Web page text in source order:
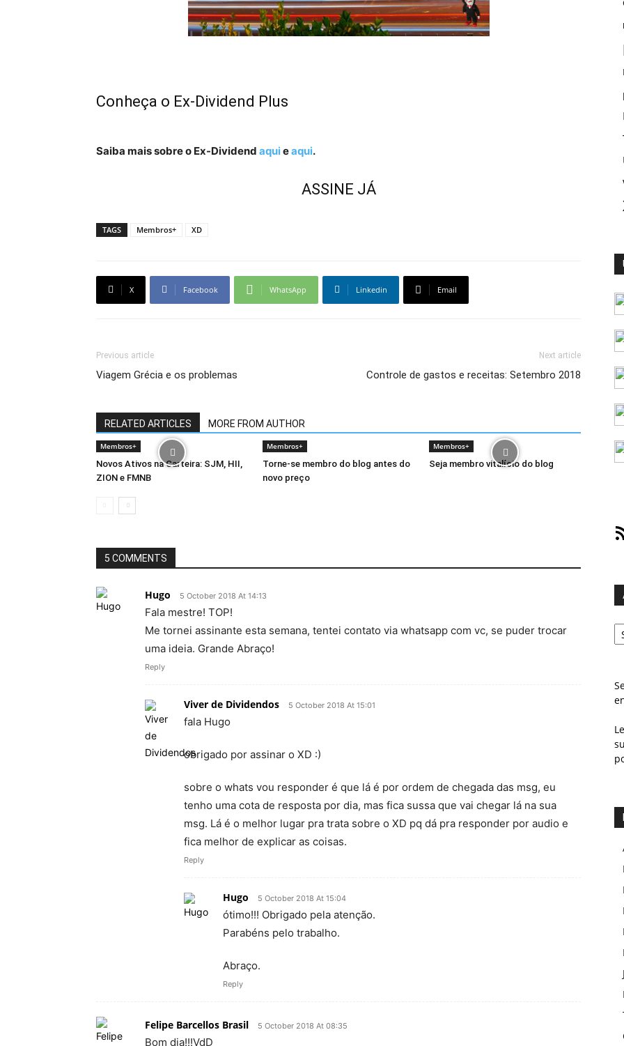
Conheça o Ex-Dividend Plus
Saiba mais sobre o Ex-Dividend aquieaqui.
ASSINE JÁ
TAGS Membros+ XD
X Facebook WhatsApp Linkedin Email
Previous article
Viagem Grécia e os problemas
Next article
Controle de gastos e receitas: Setembro 2018
RELATED ARTICLES MORE FROM AUTHOR
Membros+
Novos Ativos na Carteira: SJM, HII,
ZION e FMNB
Membros+
Torne-se membro do blog antes do
novo preço
Membros+
Seja membro vitalício do blog
5 COMMENTS
Hugo 5 October 2018 At 14:13
Fala mestre! TOP!
Me tornei assinante esta semana, tentei contato via whatsapp com vc, se puder trocar
uma ideia. Grande Abraço!
Reply
Viver de Dividendos 5 October 2018 At 15:01
fala Hugo
obrigado por assinar o XD :)
sobre o whats vou responder é que lá é por ordem de chegada das msg, eu
tenho uma cota de resposta por dia, mas fica sussa que vai chegar lá na sua
msg. Lá é o melhor lugar pra trata sobre o XD pq dá pra responder por audio e
fica melhor de explicar as coisas.
Reply
Hugo 5 October 2018 At 15:04
ótimo!!! Obrigado pela atenção.
Parabéns pelo trabalho.
Abraço.
Reply
Felipe Barcellos Brasil 5 October 2018 At 08:35
Bom dia!!!VdD